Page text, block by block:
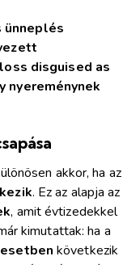
ünneplés
loss disguised as
nyereménynek
akkor, ha az
. Ez az alapja az
, amit évtizedekkel
kimutattak: ha a
következik